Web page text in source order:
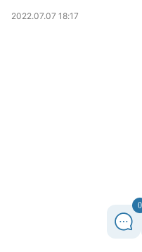
2022.07.07 18:17
0